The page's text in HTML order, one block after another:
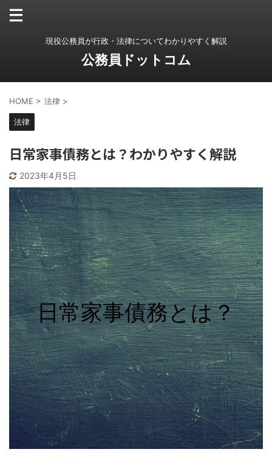
現役公務員が行政・法律についてわかりやすく解説
公務員ドットコム
HOME > 法律 >
法律
日常家事債務とは？わかりやすく解説
2023年4月5日
日常家事債務とは？